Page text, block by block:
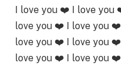
I love you ❤️ I love
love you ❤️ I love you
love you ❤️ I love you
love you ❤️ I love you